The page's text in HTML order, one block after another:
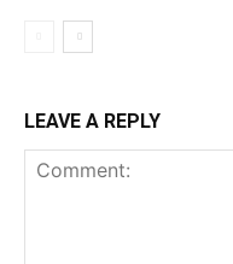
LEAVE A REPLY